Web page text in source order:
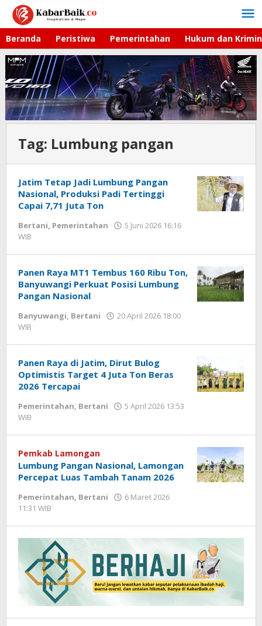
Lewati
konten
Beranda Peristiwa Pemerintahan Hukum dan
Tag: Lumbung pangan
Jatim Tetap Jadi Lumbung Pangan
Nasional, Produksi Padi Tertinggi
Capai 7,71 Juta Ton
Bertani, Pemerintahan
5 Juni 2026 16:16
WIB
Panen Raya MT1 Tembus 160 Ribu Ton,
Banyuwangi Perkuat Posisi Lumbung
Pangan Nasional
Banyuwangi, Bertani
20 April 2026 18:00
WIB
Panen Raya di Jatim, Dirut Bulog
Optimistis Target 4 Juta Ton Beras
2026 Tercapai
Pemerintahan, Bertani
5 April 2026 13:53
WIB
Pemkab Lamongan
Lumbung Pangan Nasional, Lamongan
Percepat Luas Tambah Tanam 2026
Pemerintahan, Bertani
6 Maret 2026
11:31 WIB